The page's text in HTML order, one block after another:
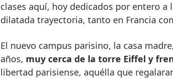
clases aquí, hoy dedicados por entero a
dilatada trayectoria, tanto en Francia
El nuevo campus parisino, la casa
años, muy cerca de la torre Eiffel y
libertad parisiense, aquélla que